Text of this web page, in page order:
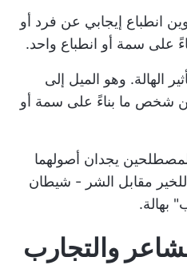
انطباع إيجابي عن فرد أو
على سمة أو انطباع واحد.
الهالة. وهو الميل إلى
شخص ما بناءً على سمة أو
يجدان أصولهما
للخير مقابل الشر - شيطان
بهالة.
والتجارب